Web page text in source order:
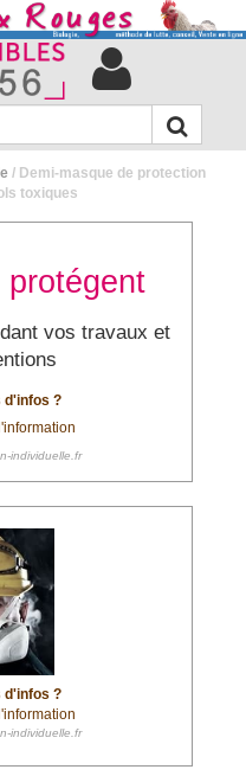
/ Demi-masque de protection
toxiques
protégent
vos travaux et
d'infos ?
individuelle.fr
d'infos ?
individuelle.fr